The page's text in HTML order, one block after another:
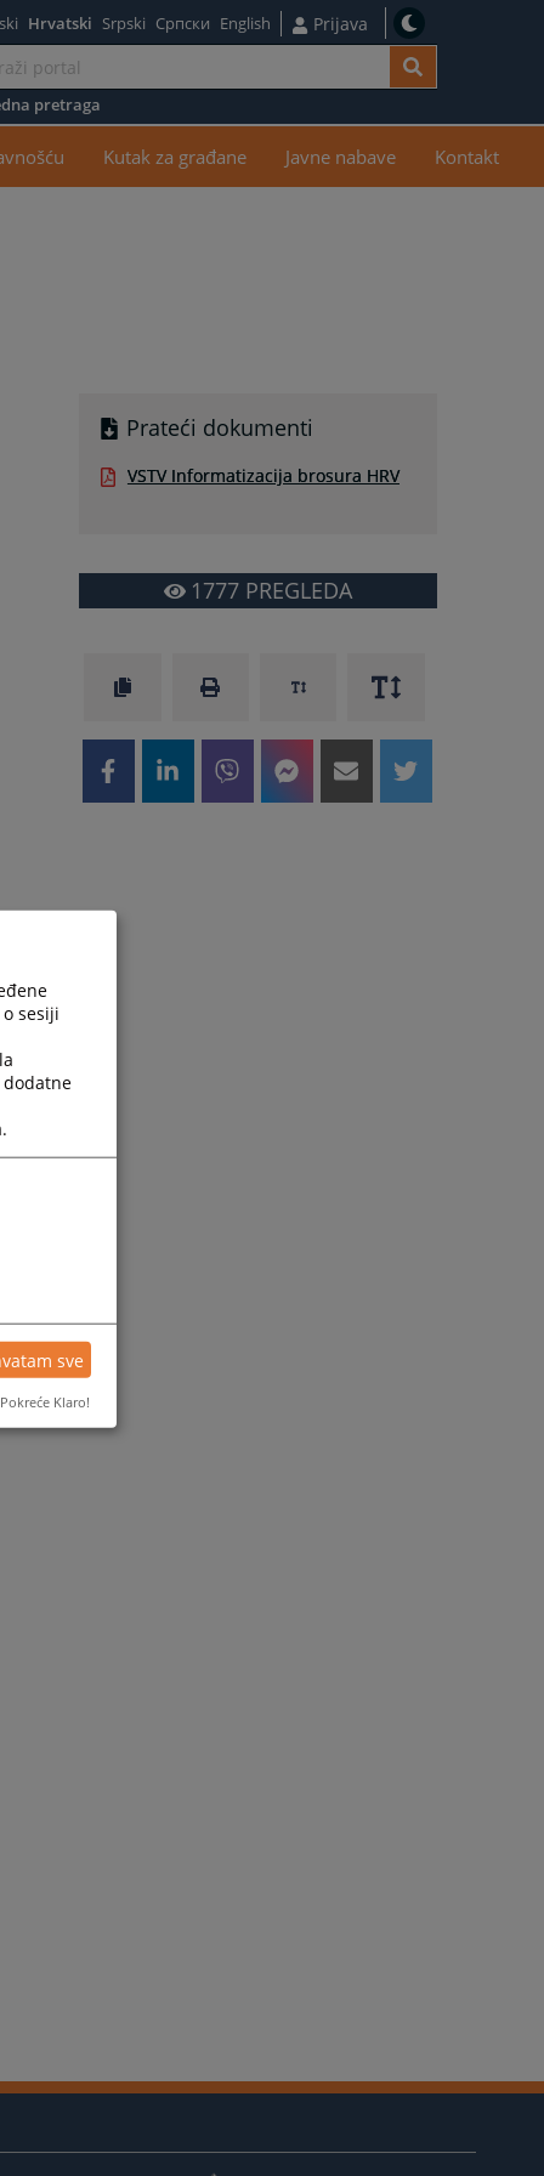
Hrvatski Srpski Српски English Prijava
pretraga
Kutak za građane Javne nabave Kontakt
Prateći dokumenti
VSTV Informatizacija brosura HRV
1777PREGLEDA
sesiji
sve
Pokreće Klaro!